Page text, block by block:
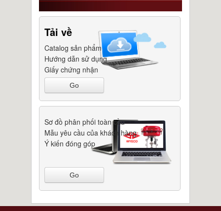
Tải về
Catalog sản phẩm
Hướng dẫn sử dụng
Giấy chứng nhận
Go
Sơ đồ phân phối toàn cầu
Mẫu yêu cầu của khách hàng
Ý kiến đóng góp
Go